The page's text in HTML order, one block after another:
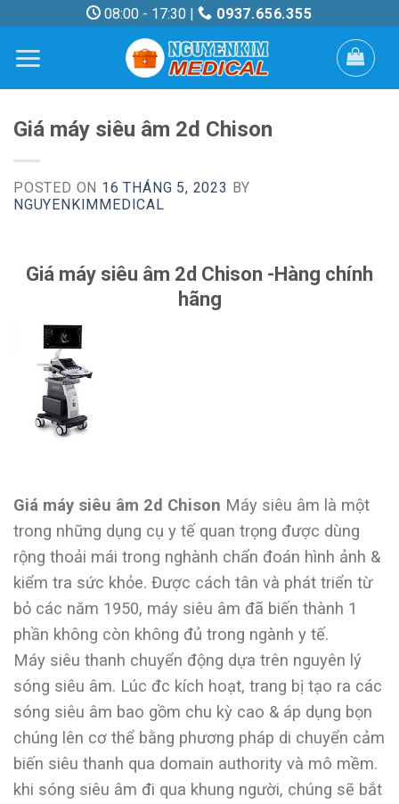
content
08:00 - 17:30 | 0937.656.355
Giá máy siêu âm 2d Chison
POSTED ON 16 THÁNG 5, 2023 BY
NGUYENKIMMEDICAL
Giá máy siêu âm 2d Chison -Hàng chính
hãng
Giá máy siêu âm 2d Chison Máy siêu âm là một
trong những dụng cụ y tế quan trọng được dùng
rộng thoải mái trong nghành chẩn đoán hình ảnh &
kiểm tra sức khỏe. Được cách tân và phát triển từ
bỏ các năm 1950, máy siêu âm đã biến thành 1
phần không còn không đủ trong ngành y tế.
Máy siêu thanh chuyển động dựa trên nguyên lý
sóng siêu âm. Lúc đc kích hoạt, trang bị tạo ra các
sóng siêu âm bao gồm chu kỳ cao & áp dụng bọn
chúng lên cơ thể bằng phương pháp di chuyển cảm
biến siêu thanh qua domain authority và mô mềm.
khi sóng siêu âm đi qua khung người, chúng sẽ bắt